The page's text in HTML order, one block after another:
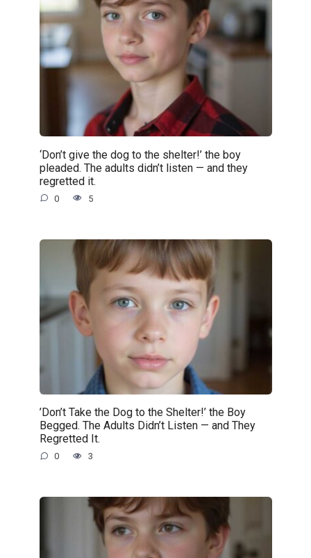
‘Don’t give the dog to the shelter!’ the boy
pleaded. The adults didn’t listen — and they
regretted it.
0 5
’Don’t Take the Dog to the Shelter!’ the Boy
Begged. The Adults Didn’t Listen — and They
Regretted It.
0 3